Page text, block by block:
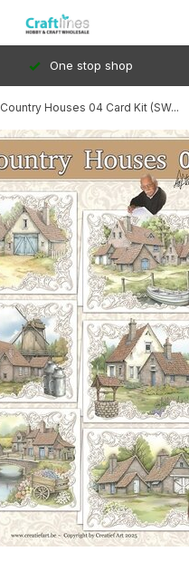
One stop shop
Country Houses 04 Card Kit (SW...